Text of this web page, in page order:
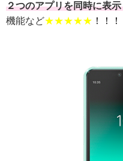
２つのアプリを同時に表
機能など★★★★★ ！！！